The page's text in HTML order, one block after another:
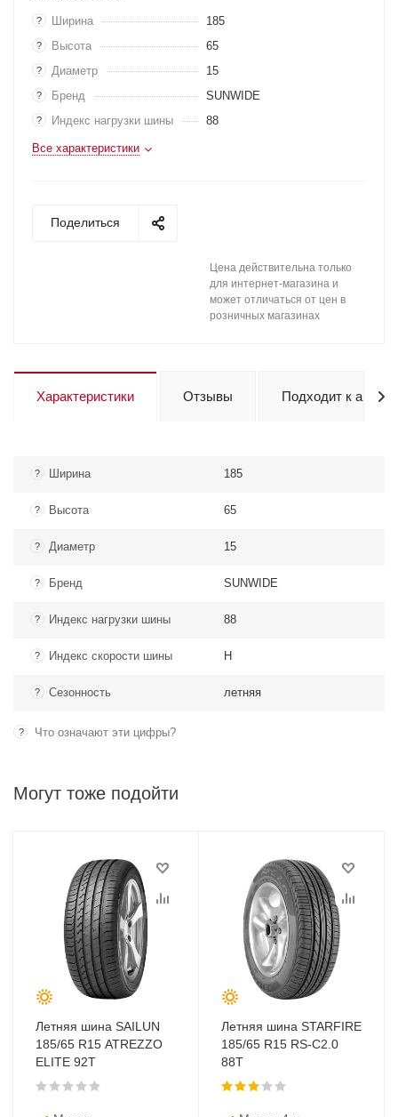
? Ширина 185
? Высота 65
? Диаметр 15
? Бренд SUNWIDE
? Индекс нагрузки шины 88
Все характеристики
Поделиться
Цена действительна только
для интернет-магазина и
может отличаться от цен в
розничных магазинах
Характеристики Отзывы Подходит к авто
? Ширина 185
? Высота 65
? Диаметр 15
? Бренд SUNWIDE
? Индекс нагрузки шины 88
? Индекс скорости шины H
? Сезонность летняя
? Что означают эти цифры?
Могут тоже подойти
Летняя шина SAILUN
185/65 R15 ATREZZO
ELITE 92T
Летняя шина STARFIRE
185/65 R15 RS-C2.0
88T